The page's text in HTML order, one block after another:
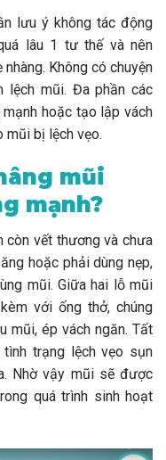
lưu ý không tác động
lâu 1 tư thế và nên
Không có chuyện
lệch mũi. Đa phần các
hoặc tạo lập vách
mũi bị lệch vẹo.
mũi
mạnh?
còn vết thương và chưa
hoặc phải dùng nẹp,
mũi. Giữa hai lỗ mũi
với ống thở, chúng
mũi, ép vách ngăn. Tất
trạng lệch vẹo sụn
Nhờ vậy mũi sẽ được
quá trình sinh hoạt